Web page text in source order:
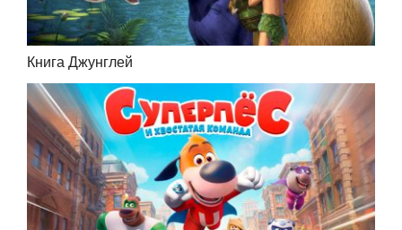
Книга Джунглей